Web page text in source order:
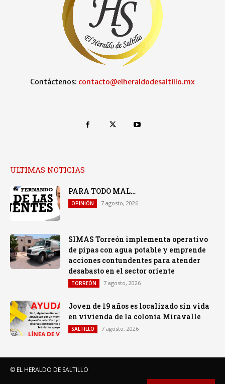
Contáctenos: contacto@elheraldodesaltillo.mx
ULTIMAS NOTICIAS
PARA TODO MAL…
OPINIÓN 7 agosto, 2026
SIMAS Torreón implementa operativo
de pipas con agua potable y emprende
acciones contundentes para atender
desabasto en el sector oriente
TORREÓN 7 agosto, 2026
Joven de 19 años es localizado sin vida
en vivienda de la colonia Miravalle
SALTILLO 7 agosto, 2026
© EL HERALDO DE SALTILLO